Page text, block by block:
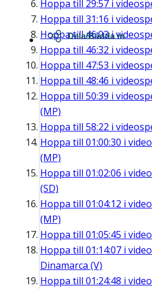
Hoppa till 29:57 i
Hoppa till 31:16 i
Hoppa till46:03i
Hoppa till 46:32 i
Hoppa till 47:53 i
Hoppa till 48:46 i
Hoppa till 50:39 i
(MP)
Hoppa till 58:22 i
Hoppa till 01:00:30 i
(MP)
Hoppa till 01:02:06 i
(SD)
Hoppa till 01:04:12 i
(MP)
Hoppa till 01:05:45 i
Hoppa till 01:14:07 i
Dinamarca (V)
Hoppa till 01:24:48 i
Dela/Bädda in